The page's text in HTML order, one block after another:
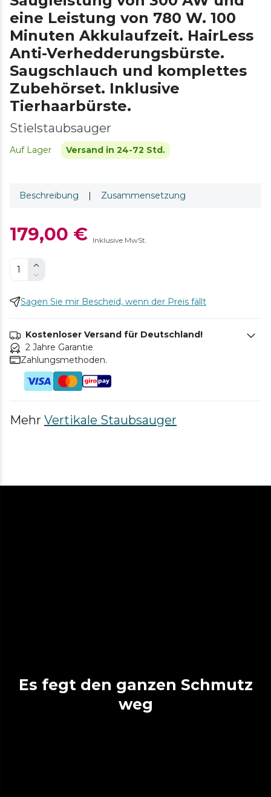
eine Leistung von 780 W. 100
Minuten Akkulaufzeit. HairLess
Anti-Verhedderungsbürste.
Saugschlauch und komplettes
Zubehörset. Inklusive
Tierhaarbürste.
Stielstaubsauger
Auf Lager Versand in 24-72 Std.
Beschreibung | Zusammensetzung
179,00 € Inklusive MwSt.
Sagen Sie mir Bescheid, wenn der Preis fällt
Kostenloser Versand für Deutschland!
2 Jahre Garantie
Zahlungsmethoden.
Mehr Vertikale Staubsauger
Es fegt den ganzen Schmutz
weg